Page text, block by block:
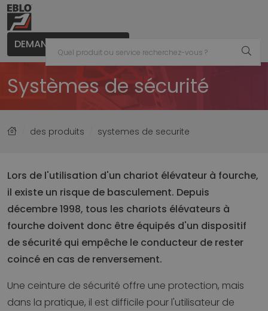
DEMANDER UN CONSEIL
Systèmes de sécurité
des produits systemes de securite
Lors de l'utilisation d'un chariot élévateur à fourche,
il existe un risque de basculement. Depuis
décembre 1998, tous les chariots élévateurs à
fourche doivent donc être équipés d'un dispositif
de sécurité qui empêche le conducteur de rester
coincé en cas de renversement.
Une ceinture de sécurité offre une protection, mais
dans la pratique, il est difficile pour l'utilisateur de